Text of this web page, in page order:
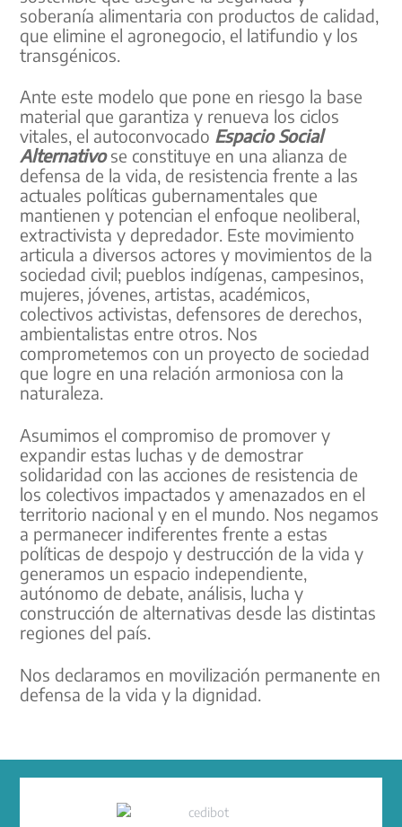
soberanía alimentaria con productos de calidad,
que elimine el agronegocio, el latifundio y los
transgénicos.
Ante este modelo que pone en riesgo la base
material que garantiza y renueva los ciclos
vitales, el autoconvocado Espacio Social
Alternativose constituye en una alianza de
defensa de la vida, de resistencia frente a las
actuales políticas gubernamentales que
mantienen y potencian el enfoque neoliberal,
extractivista y depredador. Este movimiento
articula a diversos actores y movimientos de la
sociedad civil; pueblos indígenas, campesinos,
mujeres, jóvenes, artistas, académicos,
colectivos activistas, defensores de derechos,
ambientalistas entre otros. Nos
comprometemos con un proyecto de sociedad
que logre en una relación armoniosa con la
naturaleza.
Asumimos el compromiso de promover y
expandir estas luchas y de demostrar
solidaridad con las acciones de resistencia de
los colectivos impactados y amenazados en el
territorio nacional y en el mundo. Nos negamos
a permanecer indiferentes frente a estas
políticas de despojo y destrucción de la vida y
generamos un espacio independiente,
autónomo de debate, análisis, lucha y
construcción de alternativas desde las distintas
regiones del país.
Nos declaramos en movilización permanente en
defensa de la vida y la dignidad.